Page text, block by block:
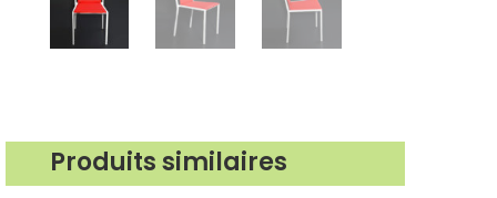
Produits similaires